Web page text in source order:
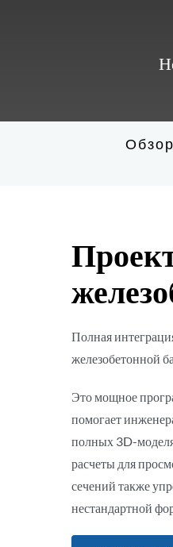
Обзор
Полная
железобетонной
Это мощное
помогает
полных 3D-
расчеты для
сечений также
нестандартной